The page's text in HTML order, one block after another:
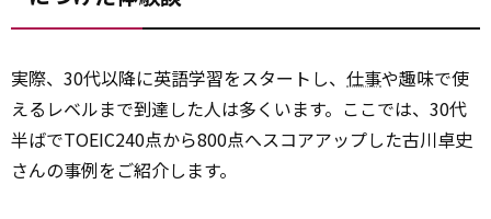
実際、30代以降に英語学習をスタートし、 仕事や趣味で使
えるレベルまで到達した人は多くいます。ここでは、30代
半ばでTOEIC240点から800点へスコアアップした古川卓史
さんの事例をご紹介します。